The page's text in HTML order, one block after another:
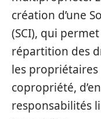
création d’une
(SCI), qui
répartition des
les
copropriété,
responsabilités